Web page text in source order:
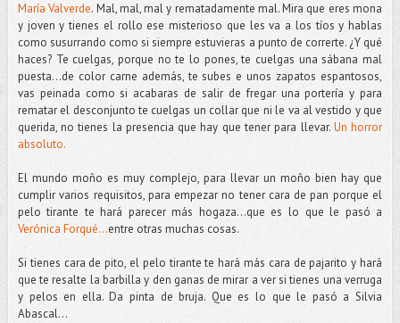
María Valverde. Mal, mal, mal y rematadamente mal. Mira que eres mona
y joven y tienes el rollo ese misterioso que les va a los tíos y hablas
como susurrando como si siempre estuvieras a punto de correrte. ¿Y qué
haces? Te cuelgas, porque no te lo pones, te cuelgas una sábana mal
puesta…de color carne además, te subes e unos zapatos espantosos,
vas peinada como si acabaras de salir de fregar una portería y para
rematar el desconjunto te cuelgas un collar que ni le va al vestido y que
querida, no tienes la presencia que hay que tener para llevar. Un horror
absoluto.
El mundo moño es muy complejo, para llevar un moño bien hay que
cumplir varios requisitos, para empezar no tener cara de pan porque el
pelo tirante te hará parecer más hogaza...que es lo que le pasó a
Verónica Forqué...entre otras muchas cosas.
Si tienes cara de pito, el pelo tirante te hará más cara de pajarito y hará
que te resalte la barbilla y den ganas de mirar a ver si tienes una verruga
y pelos en ella. Da pinta de bruja. Que es lo que le pasó a Silvia
Abascal…